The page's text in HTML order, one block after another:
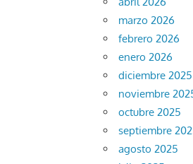
marzo 2026
febrero 2026
enero 2026
diciembre 2025
noviembre
octubre 2025
septiembre
agosto 2025